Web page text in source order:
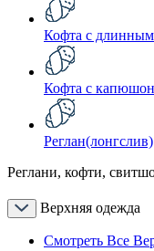
Кофта с
Кофта с
Реглан(лонгслив)
Реглани, кофти,
Верхняя одежда
Смотреть Все